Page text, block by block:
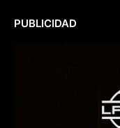
PUBLICIDAD